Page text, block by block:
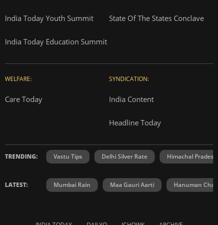
India Today Youth Summit State Of The States Conclave
India Today Education Summit
WELFARE:
Care Today
SYNDICATION:
India Content
Headline Today
TRENDING: Vastu Tips Delhi Silver Rate Himachal
LATEST: Mumbai Rain Maa Gauri Aarti Hanuman